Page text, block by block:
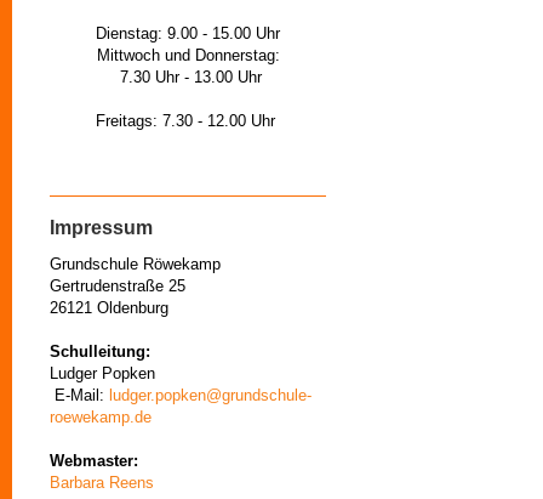
Dienstag: 9.00 - 15.00 Uhr
Mittwoch und Donnerstag:
7.30 Uhr - 13.00 Uhr
Freitags: 7.30 - 12.00 Uhr
Impressum
Grundschule Röwekamp
Gertrudenstraße 25
26121 Oldenburg
Schulleitung:
Ludger Popken
E-Mail: ludger.popken@grundschule-
roewekamp.de
Webmaster:
Barbara Reens